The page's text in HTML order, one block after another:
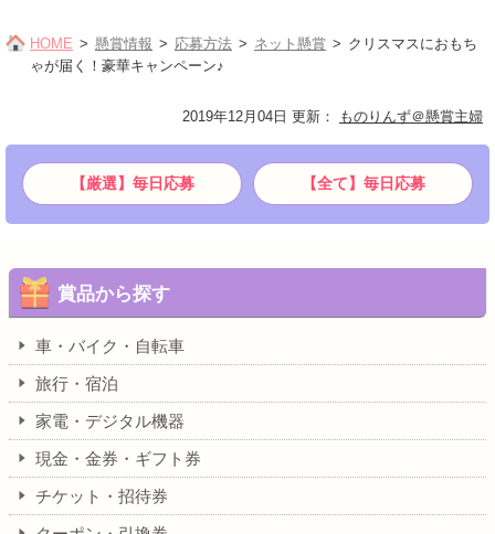
HOME 懸賞情報 応募方法 ネット懸賞
クリスマスにおもち
ゃが届く！豪華キャンペーン♪
2019年12月04日 更新 ： ものりんず＠懸賞主婦
【厳選】毎日応募 【全て】毎日応募
賞品から探す
車・バイク・自転車
旅行・宿泊
家電・デジタル機器
現金・金券・ギフト券
チケット・招待券